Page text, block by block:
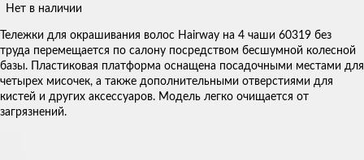
Нет в наличии
Тележки для окрашивания волос Hairway на 4 чаши 60319 без
труда перемещается по салону посредством бесшумной колесной
базы. Пластиковая платформа оснащена посадочными местами для
четырех мисочек, а также дополнительными отверстиями для
кистей и других аксессуаров. Модель легко очищается от
загрязнений.